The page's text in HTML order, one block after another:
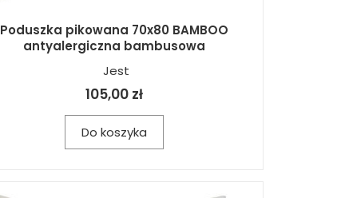
Poduszka pikowana 70x80 BAMBOO
antyalergiczna bambusowa
Jest
105,00 zł
Do koszyka